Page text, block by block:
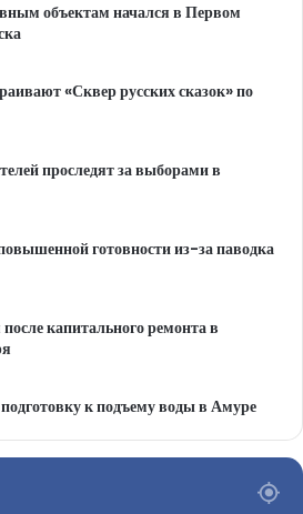
объектам начался в Первом
«Сквер русских сказок» по
проследят за выборами в
готовности из-за паводка
капитального ремонта в
к подъему воды в Амуре